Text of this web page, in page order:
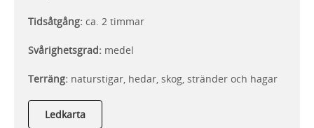
Tidsåtgång: ca. 2 timmar
Svårighetsgrad: medel
Terräng: naturstigar, hedar, skog, stränder och hagar
Ledkarta